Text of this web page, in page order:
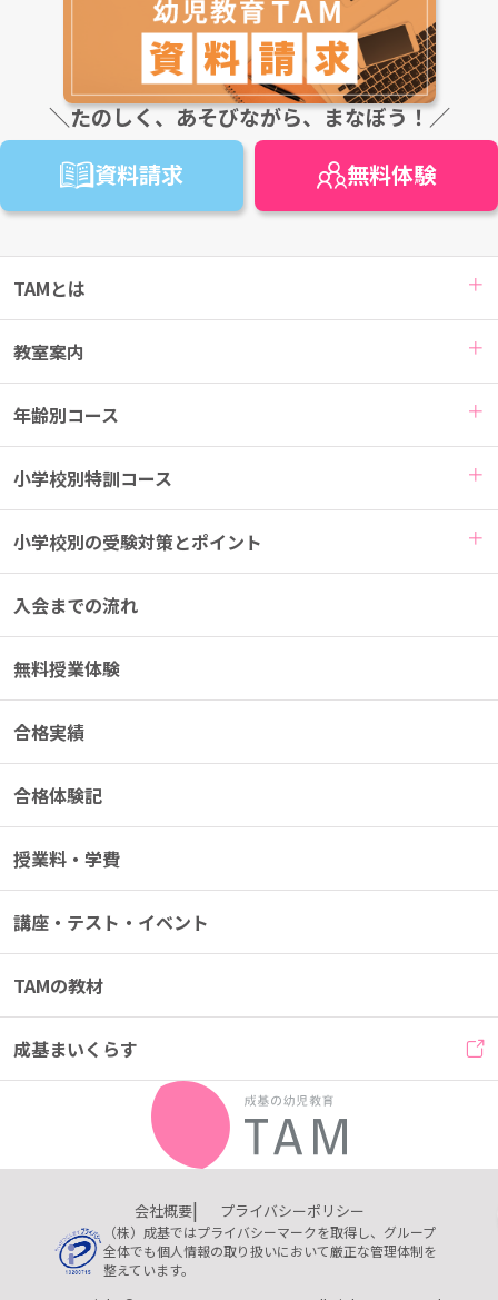
＼たのしく、あそびながら、まなぼう！／
資料請求 無料体験
TAMとは
教室案内
年齢別コース
小学校別特訓コース
小学校別の受験対策とポイント
入会までの流れ
無料授業体験
合格実績
合格体験記
授業料・学費
講座・テスト・イベント
TAMの教材
成基まいくらす
会社概要 プライバシーポリシー
（株）成基ではプライバシーマークを取得し、グループ
全体でも個人情報の取り扱いにおいて厳正な管理体制を
整えています。